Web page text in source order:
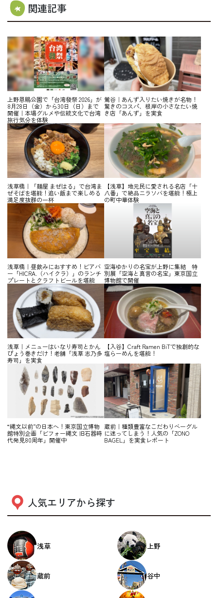
関連記事
上野恩賜公園で「台湾發祭 2026」が
8月28日（金）から30日（日）まで
開催｜本場グルメや伝統文化で台湾
旅行気分を体験
鶯谷｜あんず入りたい焼きが名物！
驚きのコスパ、根岸の小さなたい焼
き店「あんず」を実食
浅草橋｜「麺屋 まぜはる」で台湾ま
ぜそばを堪能！追い飯まで楽しめる
満足度抜群の一杯
【浅草】地元民に愛される名店「十
八番」で絶品ニラソバを堪能！極上
の町中華体験
浅草橋｜昼飲みにおすすめ！ビアバ
ー「HICRA.（ハイクラ）」のランチ
プレートとクラフトビールを堪能
空海ゆかりの名宝が上野に集結 特
別展「空海と真言の名宝」東京国立
博物館で開催
浅草｜メニューはいなり寿司とかん
ぴょう巻きだけ！老舗「浅草 志乃多
寿司」を実食
【入谷】Craft Ramen BiTで独創的な
塩らーめんを堪能！
“縄文以前”の日本へ！東京国立博物
館特別企画「ビフォー縄文 旧石器時
代発見80周年」開催中
蔵前｜種類豊富なこだわりベーグル
に迷ってしまう！人気の「ZONO
BAGEL」を実食レポート
人気エリアから探す
浅草 上野
蔵前 谷中